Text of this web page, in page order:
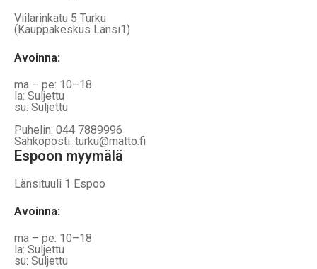
Viilarinkatu 5 Turku
(Kauppakeskus Länsi1)
Avoinna:
ma – pe: 10–18
la: Suljettu
su: Suljettu
Puhelin: 044 7889996
Sähköposti: turku@matto.fi
Espoon myymälä
Länsituuli 1 Espoo
Avoinna:
ma – pe: 10–18
la: Suljettu
su: Suljettu